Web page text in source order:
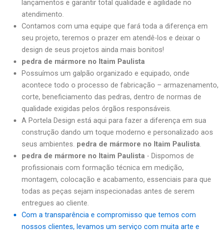
lançamentos e garantir total qualidade e agilidade no
atendimento.
Contamos com uma equipe que fará toda a diferença em
seu projeto, teremos o prazer em atendê-los e deixar o
design de seus projetos ainda mais bonitos!
pedra de mármore no Itaim Paulista
Possuímos um galpão organizado e equipado, onde
acontece todo o processo de fabricação – armazenamento,
corte, beneficiamento das pedras, dentro de normas de
qualidade exigidas pelos órgãos responsáveis.
A Portela Design está aqui para fazer a diferença em sua
construção dando um toque moderno e personalizado aos
seus ambientes. pedra de mármore no Itaim Paulista.
pedra de mármore no Itaim Paulista- Dispomos de
profissionais com formação técnica em medição,
montagem, colocação e acabamento, essenciais para que
todas as peças sejam inspecionadas antes de serem
entregues ao cliente.
Com a transparência e compromisso que temos com
nossos clientes, levamos um serviço com muita arte e